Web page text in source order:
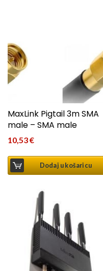
MaxLink Pigtail 3m SMA
male – SMA male
10,53€
Dodaj u košaricu